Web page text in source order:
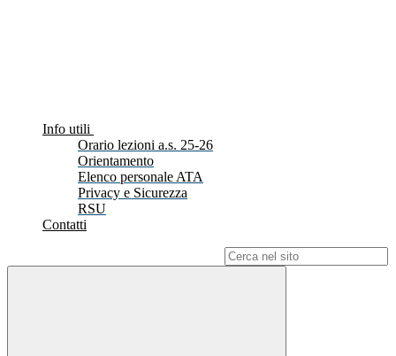
Info utili
Orario lezioni a.s. 25-26
Orientamento
Elenco personale ATA
Privacy e Sicurezza
RSU
Contatti